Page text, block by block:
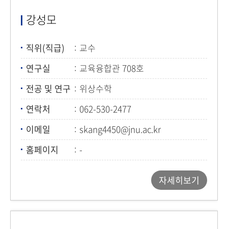
강성모
직위(직급)
교수
연구실
교육융합관 708호
전공 및 연구
위상수학
연락처
062-530-2477
이메일
skang4450@jnu.ac.kr
홈페이지
-
자세히보기